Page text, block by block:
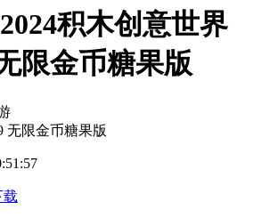
积木创意世界
限金币糖果版
无限金币糖果版
载